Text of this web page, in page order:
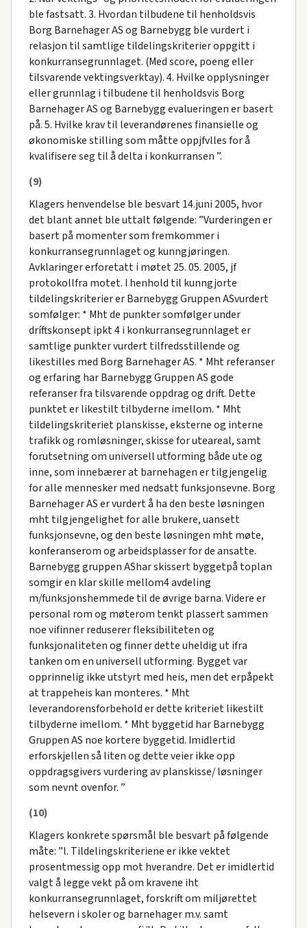
ble fastsatt. 3. Hvordan tilbudene til henholdsvis
Borg Barnehager AS og Barnebygg ble vurdert i
relasjon til samtlige tildelingskriterier oppgitt i
konkurransegrunnlaget. (Med score, poeng eller
tilsvarende vektingsverktay). 4. Hvilke opplysninger
eller grunnlag i tilbudene til henholdsvis Borg
Barnehager AS og Barnebygg evalueringen er basert
på. 5. Hvilke krav til leverandørenes finansielle og
økonomiske stilling som måtte oppjfvlles for å
kvalifisere seg til å delta i konkurransen ”.
(9)
Klagers henvendelse ble besvart 14.juni 2005, hvor
det blant annet ble uttalt følgende: ”Vurderingen er
basert på momenter som fremkommer i
konkurransegrunnlaget og kunngjøringen.
Avklaringer erforetatt i møtet 25. 05. 2005, jf
protokollfra motet. I henhold til kunngjorte
tildelingskriterier er Barnebygg Gruppen ASvurdert
somfølger: * Mht de punkter somfølger under
dríftskonsept ipkt 4 i konkurransegrunnlaget er
samtlige punkter vurdert tilfredsstillende og
likestilles med Borg Barnehager AS. * Mht referanser
og erfaring har Barnebygg Gruppen AS gode
referanser fra tilsvarende oppdrag og drift. Dette
punktet er likestilt tilbyderne imellom. * Mht
tildelingskriteriet planskisse, eksterne og interne
trafikk og romløsninger, skisse for uteareal, samt
forutsetning om universell utforming både ute og
inne, som innebærer at barnehagen er tilgjengelig
for alle mennesker med nedsatt funksjonsevne. Borg
Barnehager AS er vurdert å ha den beste løsningen
mht tilgjengelighet for alle brukere, uansett
funksjonsevne, og den beste løsningen mht møte,
konferanserom og arbeidsplasser for de ansatte.
Barnebygg gruppen AShar skissert byggetpå toplan
somgir en klar skille mellom4 avdeling
m/funksjonshemmede til de øvrige barna. Videre er
personal rom og møterom tenkt plassert sammen
noe vifinner reduserer fleksibiliteten og
funksjonaliteten og finner dette uheldig ut ifra
tanken om en universell utforming. Bygget var
opprinnelig ikke utstyrt med heis, men det erpåpekt
at trappeheis kan monteres. * Mht
leverandorensforbehold er dette kriteriet likestilt
tilbyderne imellom. * Mht byggetid har Barnebygg
Gruppen AS noe kortere byggetid. Imidlertid
erforskjellen så liten og dette veier ikke opp
oppdragsgivers vurdering av planskisse/ løsninger
som nevnt ovenfor. ”
(10)
Klagers konkrete spørsmål ble besvart på følgende
måte: ”l. Tildelingskriteriene er ikke vektet
prosentmessig opp mot hverandre. Det er imidlertid
valgt å legge vekt på om kravene iht
konkurransegrunnlaget, forskrift om miljørettet
helsevern i skoler og barnehager m.v. samt